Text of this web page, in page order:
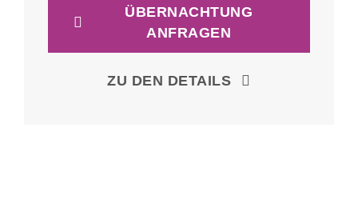
ÜBERNACHTUNG
ANFRAGEN
ZU DEN DETAILS